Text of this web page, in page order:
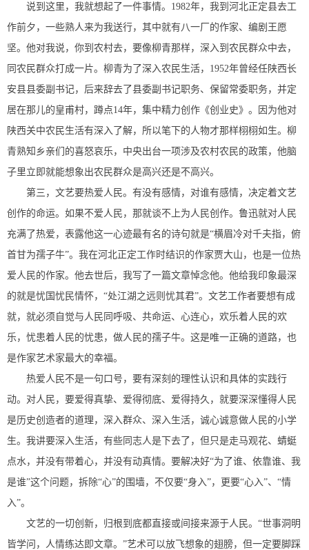
说到这里，我就想起了一件事情。1982年，我到河北正定县去工
作前夕，一些熟人来为我送行，其中就有八一厂的作家、编剧王愿
坚。他对我说，你到农村去，要像柳青那样，深入到农民群众中去，
同农民群众打成一片。柳青为了深入农民生活，1952年曾经任陕西长
安县县委副书记，后来辞去了县委副书记职务、保留常委职务，并定
居在那儿的皇甫村，蹲点14年，集中精力创作《创业史》。因为他对
陕西关中农民生活有深入了解，所以笔下的人物才那样栩栩如生。柳
青熟知乡亲们的喜怒哀乐，中央出台一项涉及农村农民的政策，他脑
子里立即就能想象出农民群众是高兴还是不高兴。
第三，文艺要热爱人民。有没有感情，对谁有感情，决定着文艺
创作的命运。如果不爱人民，那就谈不上为人民创作。鲁迅就对人民
充满了热爱，表露他这一心迹最有名的诗句就是“横眉冷对千夫指，俯
首甘为孺子牛”。我在河北正定工作时结识的作家贾大山，也是一位热
爱人民的作家。他去世后，我写了一篇文章悼念他。他给我印象最深
的就是忧国忧民情怀，“处江湖之远则忧其君”。文艺工作者要想有成
就，就必须自觉与人民同呼吸、共命运、心连心，欢乐着人民的欢
乐，忧患着人民的忧患，做人民的孺子牛。这是唯一正确的道路，也
是作家艺术家最大的幸福。
热爱人民不是一句口号，要有深刻的理性认识和具体的实践行
动。对人民，要爱得真挚、爱得彻底、爱得持久，就要深深懂得人民
是历史创造者的道理，深入群众、深入生活，诚心诚意做人民的小学
生。我讲要深入生活，有些同志人是下去了，但只是走马观花、蜻蜓
点水，并没有带着心，并没有动真情。要解决好“为了谁、依靠谁、我
是谁”这个问题，拆除“心”的围墙，不仅要“身入”，更要“心入”、“情
入”。
文艺的一切创新，归根到底都直接或间接来源于人民。“世事洞明
皆学问，人情练达即文章。”艺术可以放飞想象的翅膀，但一定要脚踩